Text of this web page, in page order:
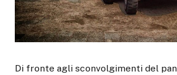
Di fronte agli sconvolgimenti del